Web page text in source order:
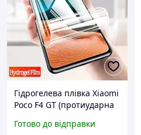
Гідрогелева плівка Xiaomi
Poco F4 GT (протиударна
екран телефона)
Готово до відправки